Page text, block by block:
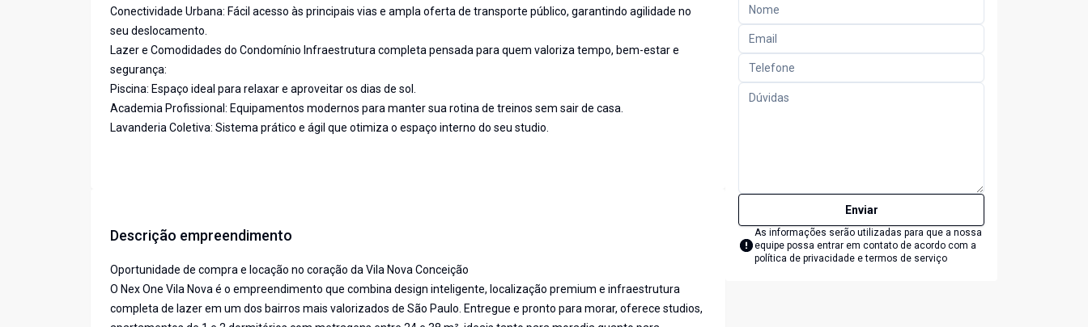
Conectividade Urbana: Fácil acesso às principais vias e ampla oferta de transporte público, garantindo agilidade no
seu deslocamento.
Lazer e Comodidades do Condomínio Infraestrutura completa pensada para quem valoriza tempo, bem-estar e
segurança:
Piscina: Espaço ideal para relaxar e aproveitar os dias de sol.
Academia Profissional: Equipamentos modernos para manter sua rotina de treinos sem sair de casa.
Lavanderia Coletiva: Sistema prático e ágil que otimiza o espaço interno do seu studio.
Descrição empreendimento
Oportunidade de compra e locação no coração da Vila Nova Conceição
O Nex One Vila Nova é o empreendimento que combina design inteligente, localização premium e infraestrutura
completa de lazer em um dos bairros mais valorizados de São Paulo. Entregue e pronto para morar, oferece studios,
Enviar
As informações serão utilizadas para que a nossa
equipe possa entrar em contato de acordo com a
política de privacidade e termos de serviço